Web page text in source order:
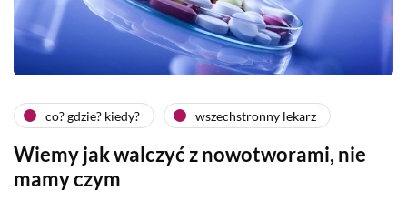
co? gdzie? kiedy? wszechstronny lekarz
Wiemy jak walczyć z nowotworami, nie
mamy czym